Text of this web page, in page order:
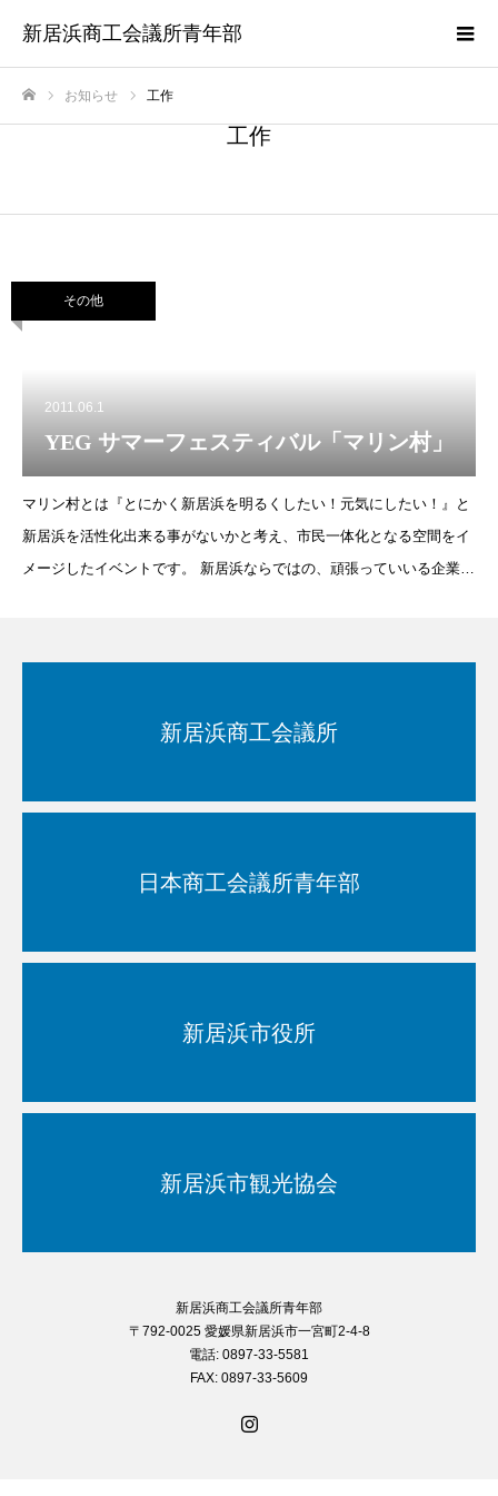
新居浜商工会議所青年部
お知らせ 工作
工作
その他
2011.06.1
YEG サマーフェスティバル「マリン村」
マリン村とは『とにかく新居浜を明るくしたい！元気にしたい！』と
新居浜を活性化出来る事がないかと考え、市民一体化となる空間をイ
メージしたイベントです。 新居浜ならではの、頑張っていいる企業の
新居浜商工会議所
日本商工会議所青年部
新居浜市役所
新居浜市観光協会
新居浜商工会議所青年部
〒792-0025 愛媛県新居浜市一宮町2-4-8
電話: 0897-33-5581
FAX: 0897-33-5609